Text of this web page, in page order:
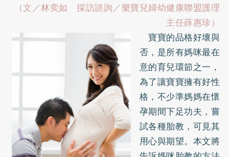
（文／林奕如 採訪諮詢／樂寶兒婦幼健康聯盟護理
主任薛惠珍）
寶寶的品格好壞與
否，是所有媽咪最在
意的育兒環節之一，
為了讓寶寶擁有好性
格，不少準媽媽在懷
孕期間下足功夫，嘗
試各種胎教，可見其
用心與期望。本文將